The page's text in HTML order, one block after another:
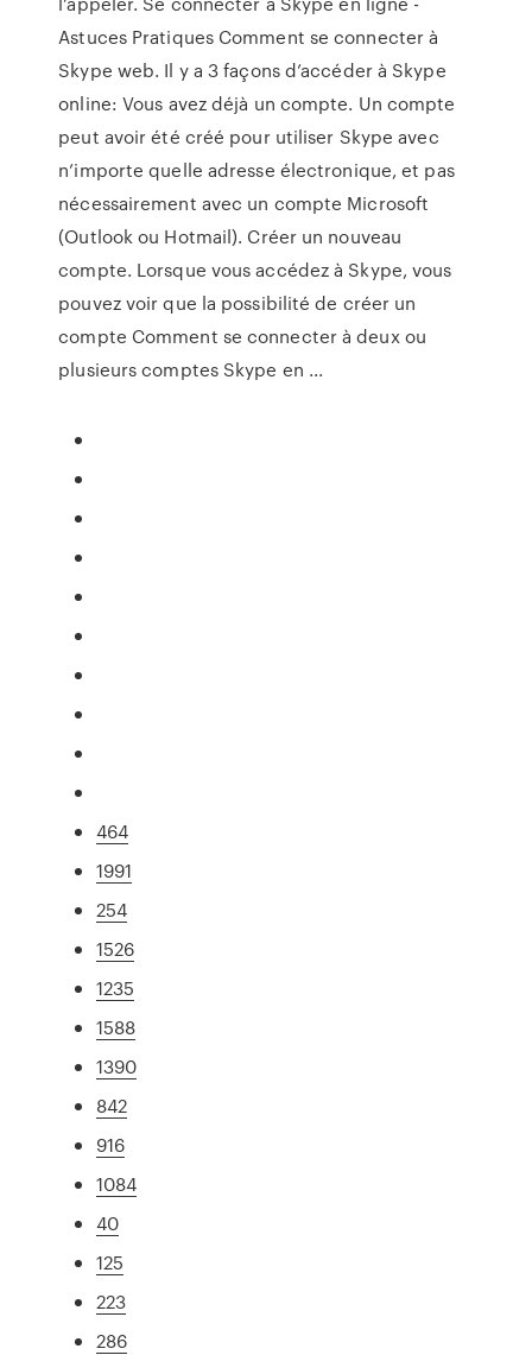
Astuces Pratiques Comment se connecter à
Skype web. Il y a 3 façons d’accéder à Skype
online: Vous avez déjà un compte. Un compte
peut avoir été créé pour utiliser Skype avec
n’importe quelle adresse électronique, et pas
nécessairement avec un compte Microsoft
(Outlook ou Hotmail). Créer un nouveau
compte. Lorsque vous accédez à Skype, vous
pouvez voir que la possibilité de créer un
compte Comment se connecter à deux ou
plusieurs comptes Skype en ...
464
1991
254
1526
1235
1588
1390
842
916
1084
40
125
223
286